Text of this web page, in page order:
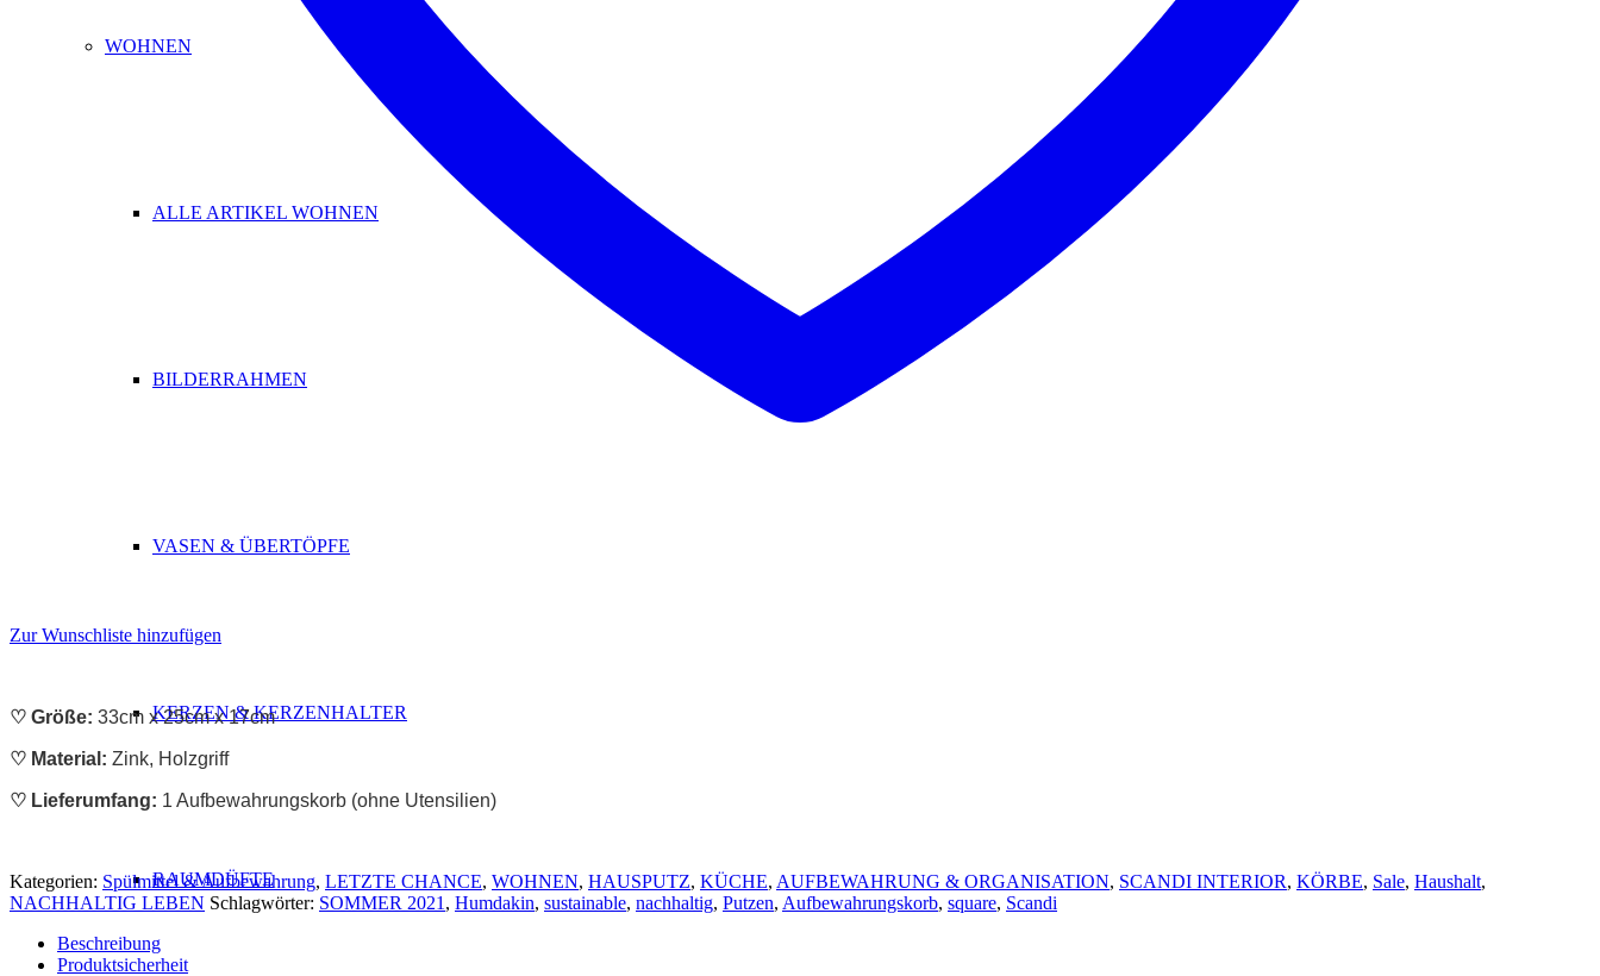
WOHNEN
ALLE ARTIKEL WOHNEN
BILDERRAHMEN
VASEN & ÜBERTÖPFE
KERZEN & KERZENHALTER
RAUMDÜFTE
Zur Wunschliste hinzufügen
♡ Größe: 33cm x 25cm x 17cm
♡ Material: Zink, Holzgriff
♡ Lieferumfang: 1 Aufbewahrungskorb (ohne Utensilien)
Kategorien: Spülmittel & Aufbewahrung, LETZTE CHANCE, WOHNEN, HAUSPUTZ, KÜCHE, AUFBEWAHRUNG & ORGANISATION, SCANDI INTERIOR, KÖRBE, Sale, Haushalt,
NACHHALTIG LEBEN Schlagwörter: SOMMER 2021 , Humdakin, sustainable, nachhaltig, Putzen, Aufbewahrungskorb, square, Scandi
Beschreibung
Produktsicherheit